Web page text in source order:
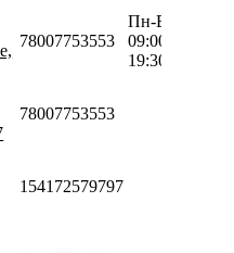
78007753553
Пн-Вс
09:00-
19:30
78007753553
154172579797